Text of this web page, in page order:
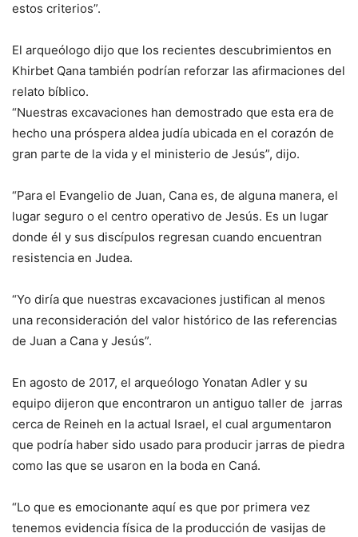
estos criterios”.
El arqueólogo dijo que los recientes descubrimientos en
Khirbet Qana también podrían reforzar las afirmaciones del
relato bíblico.
“Nuestras excavaciones han demostrado que esta era de
hecho una próspera aldea judía ubicada en el corazón de
gran parte de la vida y el ministerio de Jesús”, dijo.
“Para el Evangelio de Juan, Cana es, de alguna manera, el
lugar seguro o el centro operativo de Jesús. Es un lugar
donde él y sus discípulos regresan cuando encuentran
resistencia en Judea.
“Yo diría que nuestras excavaciones justifican al menos
una reconsideración del valor histórico de las referencias
de Juan a Cana y Jesús”.
En agosto de 2017, el arqueólogo Yonatan Adler y su
equipo dijeron que encontraron un antiguo taller de jarras
cerca de Reineh en la actual Israel, el cual argumentaron
que podría haber sido usado para producir jarras de piedra
como las que se usaron en la boda en Caná.
“Lo que es emocionante aquí es que por primera vez
tenemos evidencia física de la producción de vasijas de